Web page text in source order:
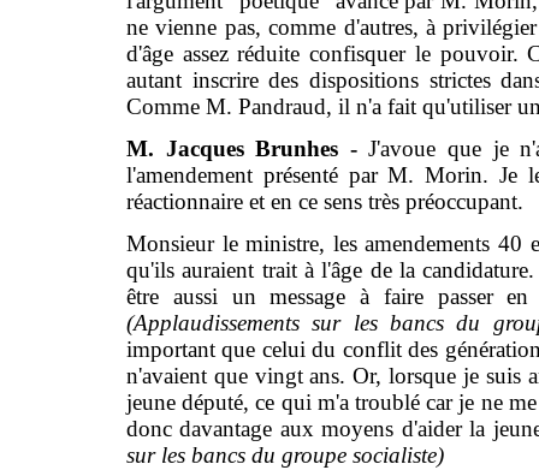
ne vienne pas, comme d'autres, à
d'âge assez réduite confisquer le
autant inscrire des dispositions strictes
Comme M. Pandraud, il n'a fait qu'utiliser
M. Jacques Brunhes -J'avoue que je
l'amendement présenté par M. Morin. Je
réactionnaire et en ce sens très préoccupant.
Monsieur le ministre, les amendements 40
qu'ils auraient trait à l'âge de la
être aussi un message à faire passer
(Applaudissements sur les bancs du
important que celui du conflit des
n'avaient que vingt ans. Or, lorsque je suis
jeune député, ce qui m'a troublé car je ne
donc davantage aux moyens d'aider la
sur les bancs du groupe socialiste)